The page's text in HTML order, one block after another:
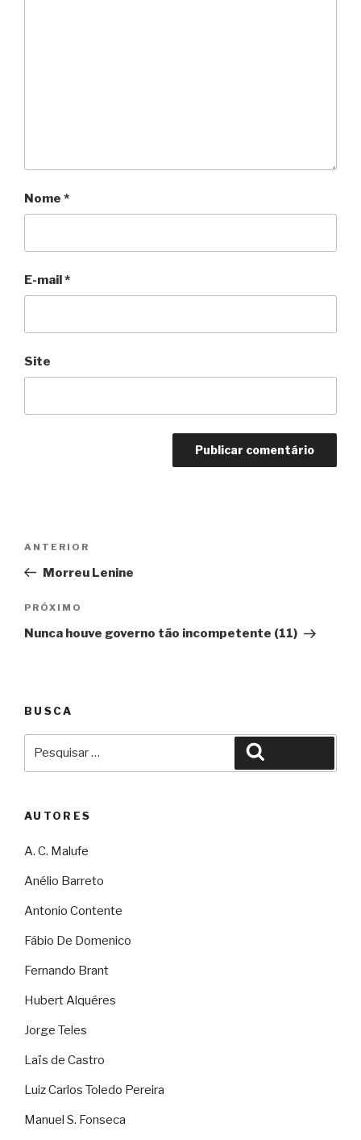
Nome *
E-mail*
Site
Post
Anterior
ANTERIOR
Morreu Lenine
Próximo
PRÓXIMO
Nunca houve governo tão incompetente (11)
BUSCA
AUTORES
A. C. Malufe
Anélio Barreto
Antonio Contente
Fábio De Domenico
Fernando Brant
Hubert Alquéres
Jorge Teles
Laïs de Castro
Luiz Carlos Toledo Pereira
Manuel S. Fonseca